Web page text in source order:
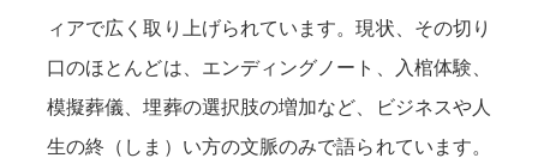
ィアで広く取り上げられています。現状、その切り
口のほとんどは、エンディングノート、入棺体験、
模擬葬儀、埋葬の選択肢の増加など、ビジネスや人
生の終（しま）い方の文脈のみで語られています。